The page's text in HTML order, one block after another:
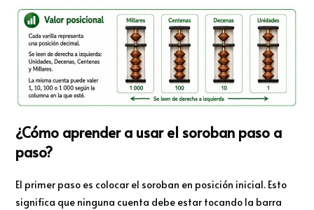
¿Cómo aprender a usar el soroban paso a
paso?
El primer paso es colocar el soroban en posición inicial. Esto
significa que ninguna cuenta debe estar tocando la barra